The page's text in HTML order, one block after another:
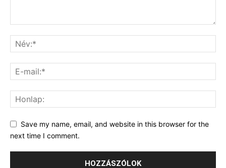
Save my name, email, and website in this browser for the
next time I comment.